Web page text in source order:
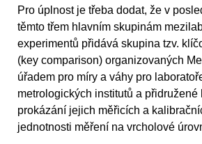
Pro úplnost je třeba dodat, že v
těmto třem hlavním skupinám
experimentů přidává skupina tzv.
(key comparison) organizovaných
úřadem pro míry a váhy pro
metrologických institutů a přidružené
prokázání jejich měřicích a
jednotnosti měření na vrcholové